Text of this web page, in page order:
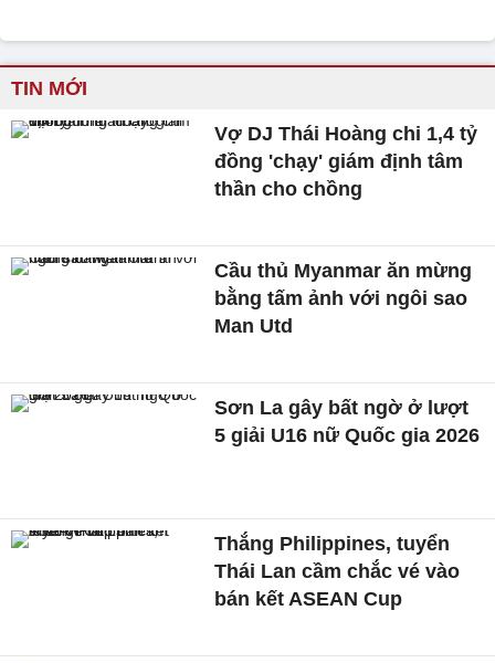
TIN MỚI
Vợ DJ Thái Hoàng chi 1,4 tỷ
đồng 'chạy' giám định tâm
thần cho chồng
Cầu thủ Myanmar ăn mừng
bằng tấm ảnh với ngôi sao
Man Utd
Sơn La gây bất ngờ ở lượt
5 giải U16 nữ Quốc gia 2026
Thắng Philippines, tuyển
Thái Lan cầm chắc vé vào
bán kết ASEAN Cup